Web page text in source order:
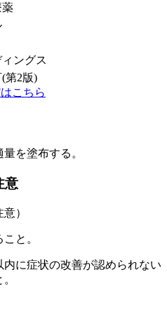
薬
ングス
(第2版)
こちら
を塗布する。
意
）
と。
に症状の改善が認められない